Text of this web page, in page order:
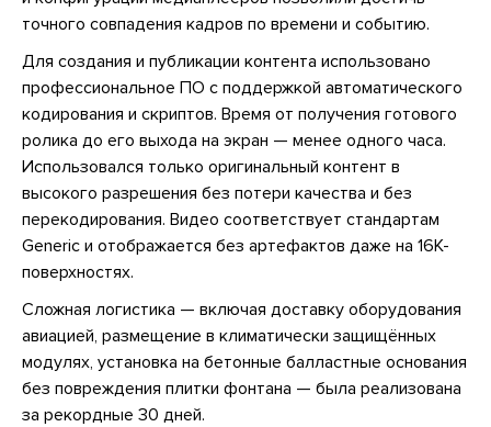
точного совпадения кадров по времени и событию.
Для создания и публикации контента использовано
профессиональное ПО с поддержкой автоматического
кодирования и скриптов. Время от получения готового
ролика до его выхода на экран — менее одного часа.
Использовался только оригинальный контент в
высокого разрешения без потери качества и без
перекодирования. Видео соответствует стандартам
Generic и отображается без артефактов даже на 16K-
поверхностях.
Сложная логистика — включая доставку оборудования
авиацией, размещение в климатически защищённых
модулях, установка на бетонные балластные основания
без повреждения плитки фонтана — была реализована
за рекордные 30 дней.